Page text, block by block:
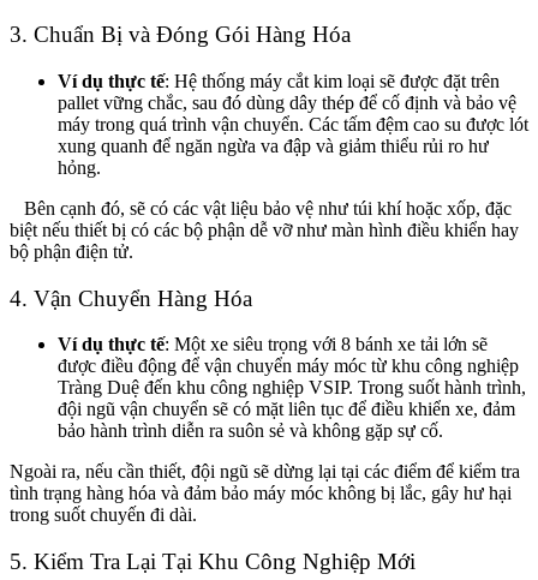
3. Chuẩn Bị và Đóng Gói Hàng Hóa
Ví dụ thực tế: Hệ thống máy cắt kim loại sẽ được đặt trên
pallet vững chắc, sau đó dùng dây thép để cố định và bảo vệ
máy trong quá trình vận chuyển. Các tấm đệm cao su được lót
xung quanh để ngăn ngừa va đập và giảm thiểu rủi ro hư
hỏng.
Bên cạnh đó, sẽ có các vật liệu bảo vệ như túi khí hoặc xốp, đặc
biệt nếu thiết bị có các bộ phận dễ vỡ như màn hình điều khiển hay
bộ phận điện tử.
4. Vận Chuyển Hàng Hóa
Ví dụ thực tế: Một xe siêu trọng với 8 bánh xe tải lớn sẽ
được điều động để vận chuyển máy móc từ khu công nghiệp
Tràng Duệ đến khu công nghiệp VSIP. Trong suốt hành trình,
đội ngũ vận chuyển sẽ có mặt liên tục để điều khiển xe, đảm
bảo hành trình diễn ra suôn sẻ và không gặp sự cố.
Ngoài ra, nếu cần thiết, đội ngũ sẽ dừng lại tại các điểm để kiểm tra
tình trạng hàng hóa và đảm bảo máy móc không bị lắc, gây hư hại
trong suốt chuyến đi dài.
5. Kiểm Tra Lại Tại Khu Công Nghiệp Mới